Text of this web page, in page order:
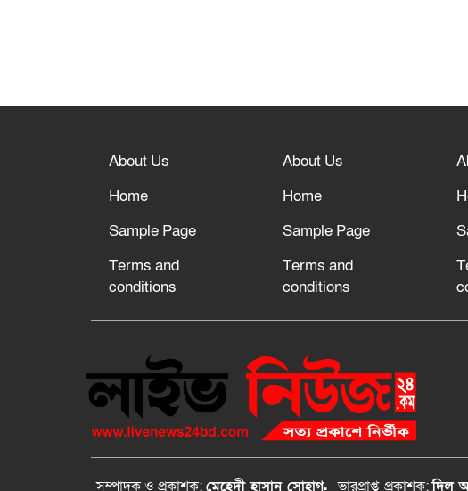
About Us
Home
Sample Page
Terms and
conditions
About Us
Home
Sample Page
Terms and
conditions
সম্পাদক ও প্রকাশক:মেহেদী হাসান সোহাগ.ভারপ্রাপ্ত প্রকাশক:দিল